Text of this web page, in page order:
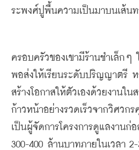
ระพงศ์ปูพื้นความเป็นมาบนเส้นท
ครอบครัวของเขามีร้านชำเล็กๆ
พอส่งให้เรียนระดับปริญญาตรี
สร้างโอกาสให้ตัวเองด้วยงานใน
ก้าวหน้าอย่างรวดเร็วจากวิศวก
เป็นผู้จัดการโครงการดูแลงานก่
300-400 ล้านบาทภายในเวลา